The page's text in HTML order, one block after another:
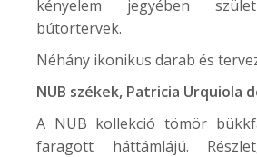
kényelem jegyében
bútortervek.
Néhány ikonikus darab és
NUB székek, Patricia Urquiola
A NUB kollekció tömör
faragott háttámlájú.